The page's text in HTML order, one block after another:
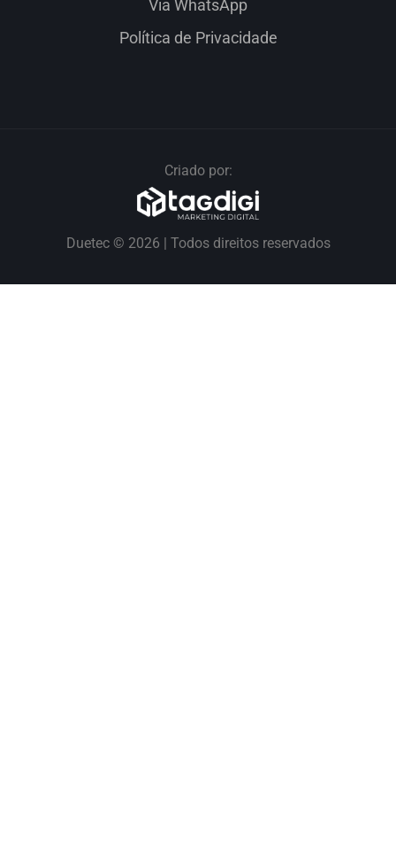
Via WhatsApp
Política de Privacidade
Criado por:
Duetec © 2026 | Todos direitos reservados